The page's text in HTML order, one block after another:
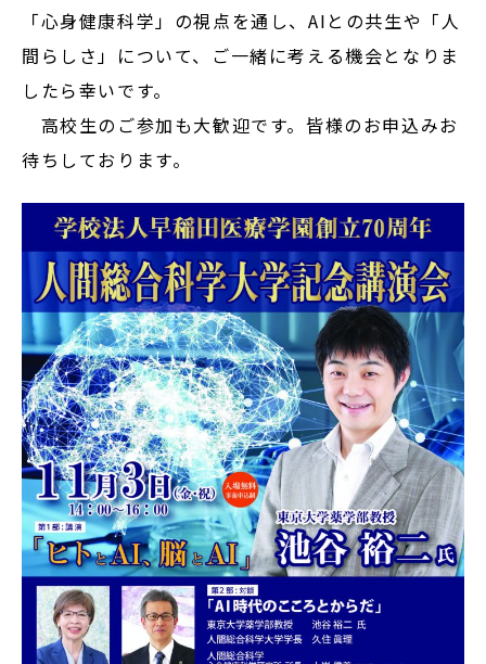
「心身健康科学」の視点を通し、AIとの共生や「人
間らしさ」について、ご一緒に考える機会となりま
したら幸いです。
高校生のご参加も大歓迎です。皆様のお申込みお
待ちしております。